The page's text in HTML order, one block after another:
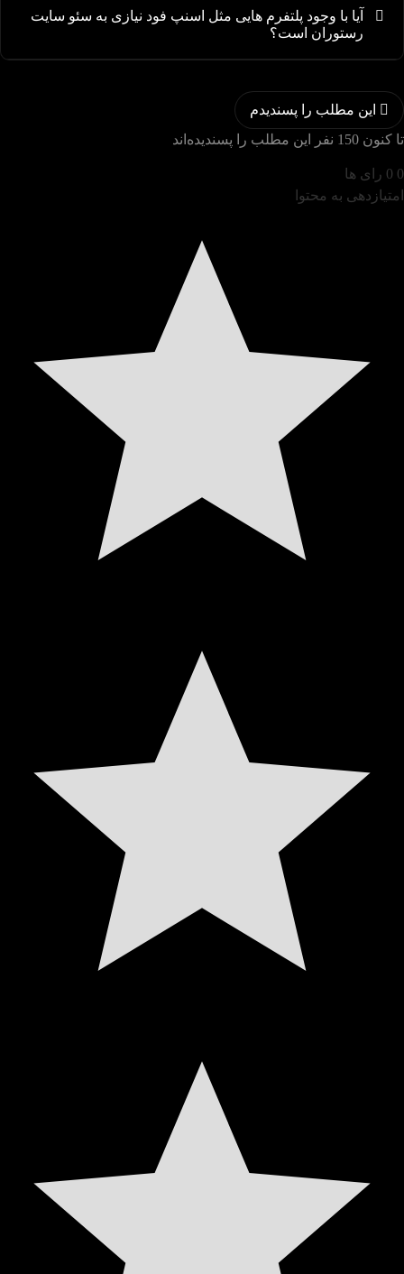
آیا با وجود پلتفرم هایی مثل اسنپ فود نیازی به سئو سایت
رستوران است؟
هایی مانند اسنپ فود محصولات خود را بفروشند اما طراحی
سایت و سئو می تواند ابزار بسیار خوبی برای تبلیغ و معرفی
رستوران و منو شما و همچنین اطلاع رسانی تخفیف ها و
این مطلب را پسندیدم
تا کنون 150 نفر این مطلب را پسندیده‌اند
0
0 رای ها
امتیازدهی به محتوا